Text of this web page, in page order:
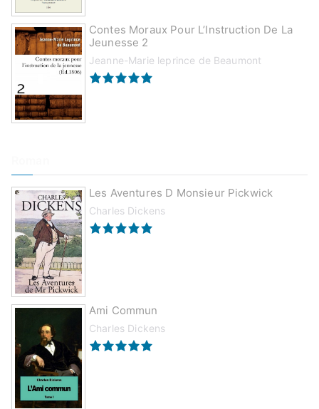
Contes Moraux Pour L’Instruction De La
Jeunesse 2
Jeanne-Marie leprince de Beaumont
Les Aventures D Monsieur Pickwick
Charles Dickens
Ami Commun
Charles Dickens